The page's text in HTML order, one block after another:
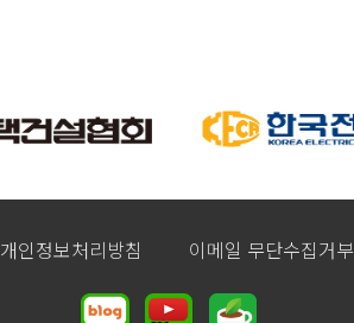
개인정보처리방침 이메일 무단수집거부